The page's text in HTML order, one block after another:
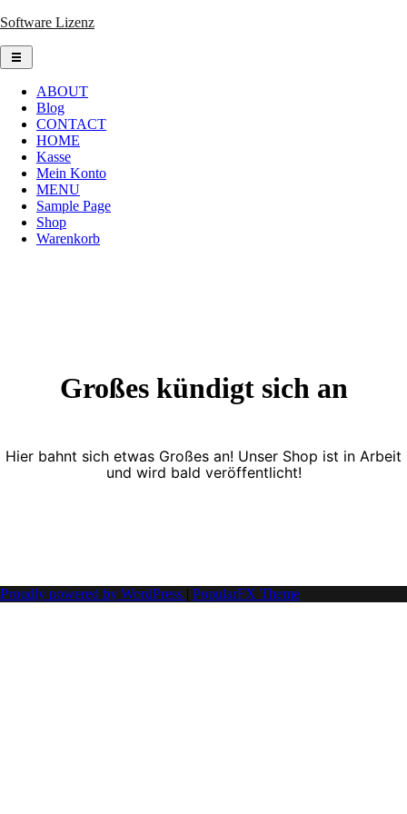
Skip
content
Software Lizenz
ABOUT
Blog
CONTACT
HOME
Kasse
Mein Konto
MENU
Sample Page
Shop
Warenkorb
Großes kündigt sich an
Hier bahnt sich etwas Großes an! Unser Shop ist in Arbeit
und wird bald veröffentlicht!
Proudly powered by WordPress PopularFX Theme